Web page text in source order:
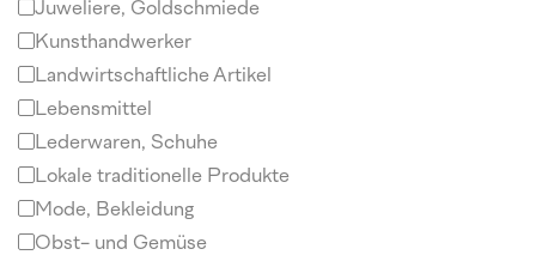
Juweliere, Goldschmiede
Kunsthandwerker
Landwirtschaftliche Artikel
Lebensmittel
Lederwaren, Schuhe
Lokale traditionelle Produkte
Mode, Bekleidung
Obst- und Gemüse